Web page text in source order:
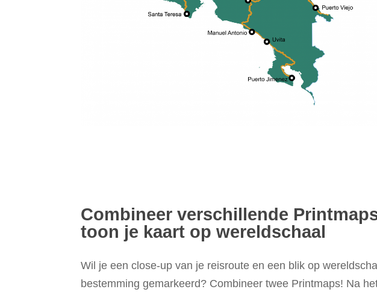
Combineer verschillende
toon je kaart op wereldschaal
Wil je een close-up van je reisroute en een blik op
bestemming gemarkeerd? Combineer twee Printmaps! Na